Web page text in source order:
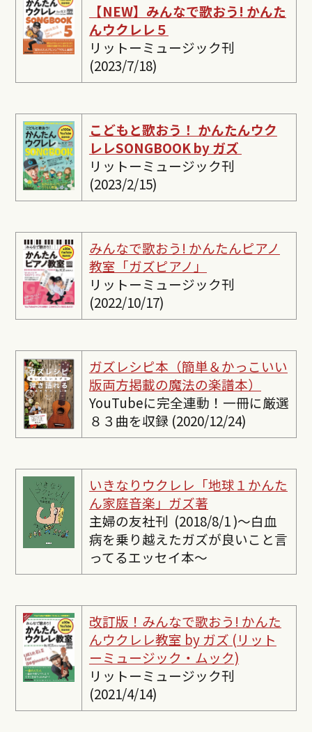
【NEW】みんなで歌おう! かんた
んウクレレ５
リットーミュージック刊
(2023/7/18)
こどもと歌おう！ かんたんウク
レレSONGBOOK by ガズ
リットーミュージック刊
(2023/2/15)
みんなで歌おう! かんたんピアノ
教室「ガズピアノ」
リットーミュージック刊
(2022/10/17)
ガズレシピ本（簡単＆かっこいい
版両方掲載の魔法の楽譜本）
YouTubeに完全連動！一冊に厳選
８３曲を収録 (2020/12/24)
いきなりウクレレ「地球１かんた
ん家庭音楽」ガズ著
主婦の友社刊 (2018/8/1 )〜白血
病を乗り越えたガズが良いこと言
ってるエッセイ本〜
改訂版！みんなで歌おう! かんた
んウクレレ教室 by ガズ (リット
ーミュージック・ムック)
リットーミュージック刊
(2021/4/14)